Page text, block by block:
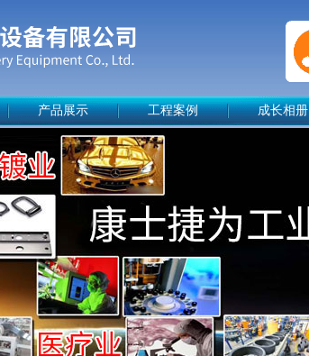
产品展示 工程案例 成长相册